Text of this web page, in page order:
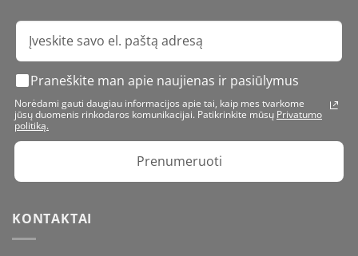
Praneškite man apie naujienas ir pasiūlymus
Norėdami gauti daugiau informacijos apie tai, kaip mes tvarkome
jūsų duomenis rinkodaros komunikacijai. Patikrinkite mūsų Privatumo
politiką.
Prenumeruoti
KONTAKTAI